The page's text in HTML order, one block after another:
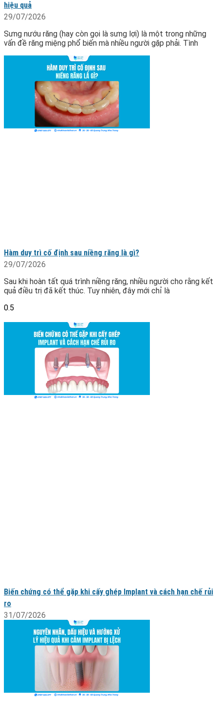
hiệu quả
29/07/2026
Sưng nướu răng (hay còn gọi là sưng lợi) là một trong những
vấn đề răng miệng phổ biến mà nhiều người gặp phải. Tình
Hàm duy trì cố định sau niềng răng là gì?
29/07/2026
Sau khi hoàn tất quá trình niềng răng, nhiều người cho rằng kết
quả điều trị đã kết thúc. Tuy nhiên, đây mới chỉ là
Biến chứng có thể gặp khi cấy ghép Implant và cách hạn chế rủi
ro
31/07/2026